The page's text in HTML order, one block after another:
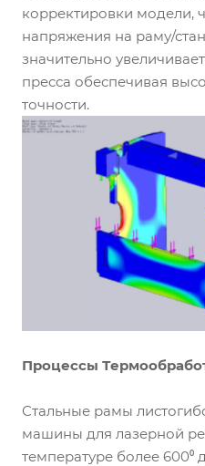
корректировки модели,
напряжения на раму/
значительно
пресса обеспечивая
точности.
Процессы
Стальные рамы
машины для лазерной
температуре более 600⁰